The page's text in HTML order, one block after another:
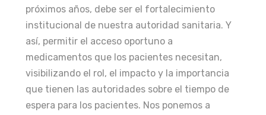
próximos años, debe ser el fortalecimiento
institucional de nuestra autoridad sanitaria. Y
así, permitir el acceso oportuno a
medicamentos que los pacientes necesitan,
visibilizando el rol, el impacto y la importancia
que tienen las autoridades sobre el tiempo de
espera para los pacientes. Nos ponemos a